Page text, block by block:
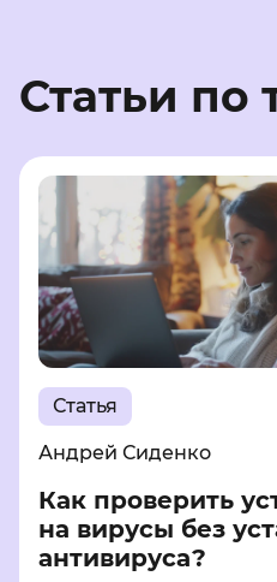
Статьи по
Статья
Андрей Сиденко
Как проверить
на вирусы без
антивируса?